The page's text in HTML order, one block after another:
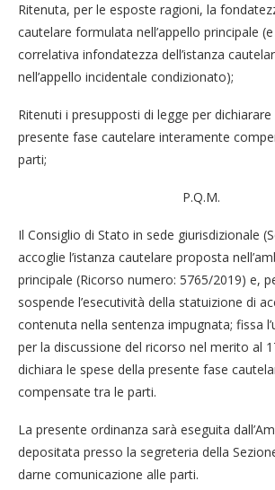
Ritenuta, per le esposte ragioni, la
cautelare formulata nell’appello principale
correlativa infondatezza dell’istanza
nell’appello incidentale condizionato);
Ritenuti i presupposti di legge per dichiarare
presente fase cautelare interamente
parti;
P.Q.M.
Il Consiglio di Stato in sede giurisdizionale
accoglie l’istanza cautelare proposta
principale (Ricorso numero: 5765/2019) e,
sospende l’esecutività della statuizione di
contenuta nella sentenza impugnata; fissa
per la discussione del ricorso nel merito al
dichiara le spese della presente fase
compensate tra le parti.
La presente ordinanza sarà eseguita
depositata presso la segreteria della
darne comunicazione alle parti.